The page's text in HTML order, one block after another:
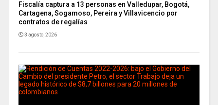
Fiscalía captura a 13 personas en Valledupar, Bogotá,
Cartagena, Sogamoso, Pereira y Villavicencio por
contratos de regalías
3 agosto, 2026